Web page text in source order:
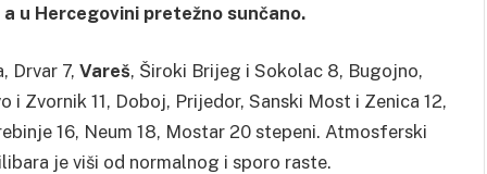
u Hercegovini pretežno sunčano.
Drvar 7, Vareš, Široki Brijeg i Sokolac 8, Bugojno,
i Zvornik 11, Doboj, Prijedor, Sanski Most i Zenica 12,
16, Neum 18, Mostar 20 stepeni. Atmosferski
je viši od normalnog i sporo raste.